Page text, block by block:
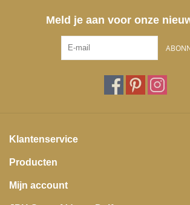
Meld je aan voor onze
Klantenservice
Producten
Mijn account